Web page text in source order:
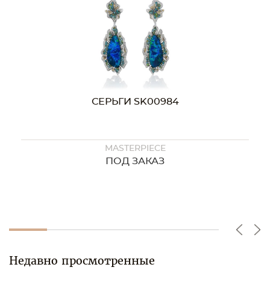
СЕРЬГИ SK00984
MASTERPIECE
ПОД ЗАКАЗ
Недавно просмотренные